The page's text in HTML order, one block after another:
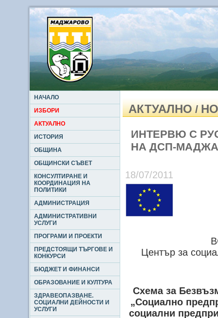
НАЧАЛО
ИЗБОРИ
АКТУАЛНО
ИСТОРИЯ
ОБЩИНА
ОБЩИНСКИ СЪВЕТ
КОНСУЛТИРАНЕ И
КООРДИНАЦИЯ НА
ПОЛИТИКИ
АДМИНИСТРАЦИЯ
АДМИНИСТРАТИВНИ
УСЛУГИ
ПРОГРАМИ И ПРОЕКТИ
ПРЕДСТОЯЩИ ТЪРГОВЕ И
КОНКУРСИ
БЮДЖЕТ И ФИНАНСИ
ОБРАЗОВАНИЕ И КУЛТУРА
ЗДРАВЕОПАЗВАНЕ.
СОЦИАЛНИ ДЕЙНОСТИ И
УСЛУГИ
АКТУАЛНО/
ИНТЕРВЮ С
НА ДСП-
18/07/2011
Център за
Схема за
„Социално
социални